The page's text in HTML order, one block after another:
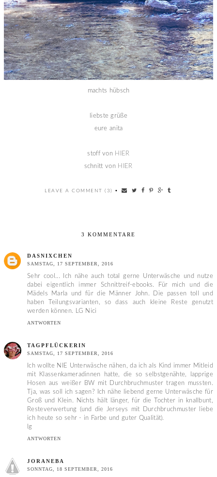
machts hübsch
liebste grüße
eure anita
stoff von HIER
schnitt von HIER
LEAVE A COMMENT (3) •
3 KOMMENTARE
DASNIXCHEN
SAMSTAG, 17 SEPTEMBER, 2016
Sehr cool... Ich nähe auch total gerne Unterwäsche und nutze
dabei eigentlich immer Schnittreif-ebooks. Für mich und die
Mädels Marla und für die Männer John. Die passen toll und
haben Teilungsvarianten, so dass auch kleine Reste genutzt
werden können. LG Nici
ANTWORTEN
TAGPFLÜCKERIN
SAMSTAG, 17 SEPTEMBER, 2016
Ich wollte NIE Unterwäsche nähen, da ich als Kind immer Mitleid
mit Klassenkameradinnen hatte, die so selbstgenähte, lapprige
Hosen aus weißer BW mit Durchbruchmuster tragen mussten.
Tja, was soll ich sagen? Ich nähe liebend gerne Unterwäsche für
Groß und Klein. Nichts hält länger, für die Tochter in knallbunt,
Resteverwertung (und die Jerseys mit Durchbruchmuster liebe
ich heute so sehr - in Farbe und guter Qualität).
lg
ANTWORTEN
JORANEBA
SONNTAG, 18 SEPTEMBER, 2016